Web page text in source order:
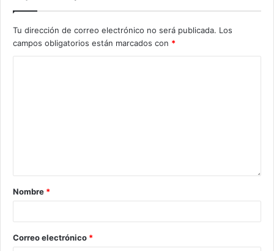
Tu dirección de correo electrónico no será publicada. Los
campos obligatorios están marcados con *
Nombre *
Correo electrónico *